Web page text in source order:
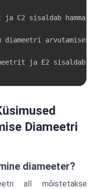
Diameetri
diameeter?
all mõistetakse